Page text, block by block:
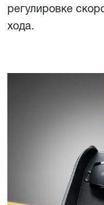
регулировке
хода.